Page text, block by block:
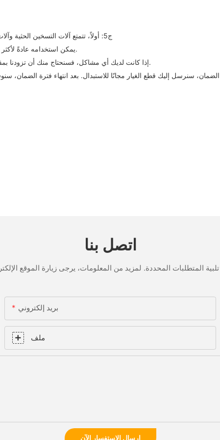
ج5: أولاً، تتمتع آلات التسخين الحثية وآلات الصب لدينا بأعلى مستويات الجودة في هذه الصناعة في الصين، والعملاء
يمكن استخدامه عادةً لأكثر من 6 سنوات دون أي مشاكل إذا كان في حالة الاستخدام والصيانة العادية.
إذا كانت لديك أي مشاكل، فسنحتاج منك أن تزودنا بمقطع فيديو لوصف المشكلة حتى يتمكن مهندسنا من الحكم وإيجاد الحل لك.
اتصل بنا
بريد إلكتروني
ملف
إرسال الاستفسار الآن